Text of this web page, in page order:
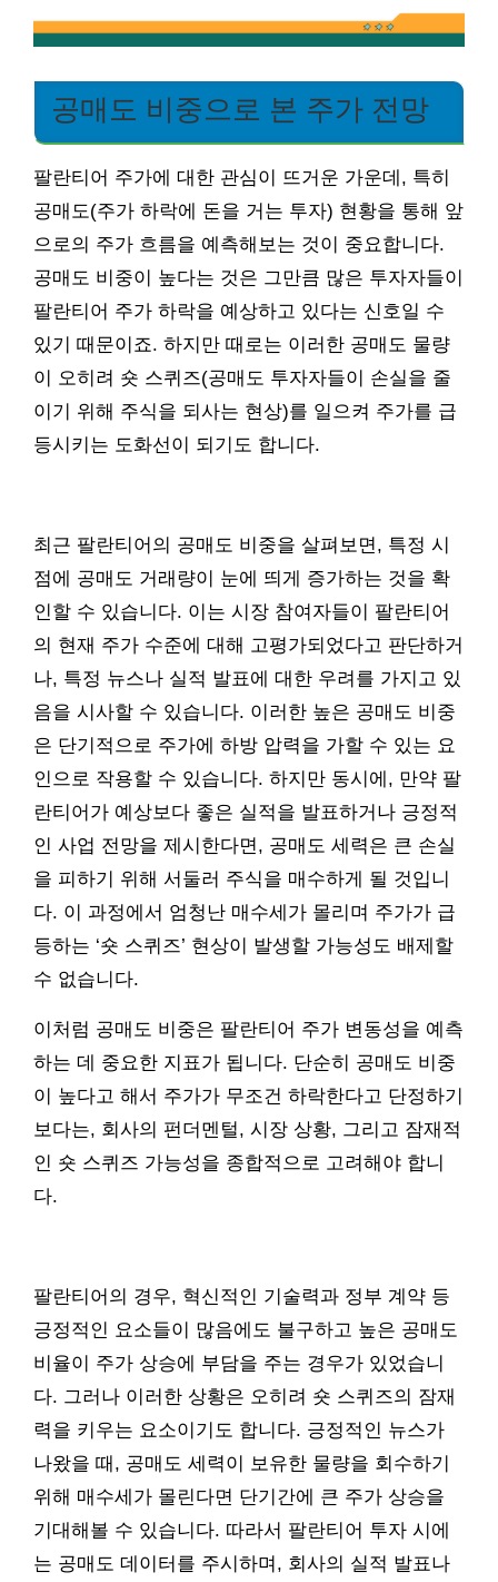
공매도 비중으로 본 주가 전망
팔란티어 주가에 대한 관심이 뜨거운 가운데, 특히
공매도(주가 하락에 돈을 거는 투자) 현황을 통해 앞
으로의 주가 흐름을 예측해보는 것이 중요합니다.
공매도 비중이 높다는 것은 그만큼 많은 투자자들이
팔란티어 주가 하락을 예상하고 있다는 신호일 수
있기 때문이죠. 하지만 때로는 이러한 공매도 물량
이 오히려 숏 스퀴즈(공매도 투자자들이 손실을 줄
이기 위해 주식을 되사는 현상)를 일으켜 주가를 급
등시키는 도화선이 되기도 합니다.
최근 팔란티어의 공매도 비중을 살펴보면, 특정 시
점에 공매도 거래량이 눈에 띄게 증가하는 것을 확
인할 수 있습니다. 이는 시장 참여자들이 팔란티어
의 현재 주가 수준에 대해 고평가되었다고 판단하거
나, 특정 뉴스나 실적 발표에 대한 우려를 가지고 있
음을 시사할 수 있습니다. 이러한 높은 공매도 비중
은 단기적으로 주가에 하방 압력을 가할 수 있는 요
인으로 작용할 수 있습니다. 하지만 동시에, 만약 팔
란티어가 예상보다 좋은 실적을 발표하거나 긍정적
인 사업 전망을 제시한다면, 공매도 세력은 큰 손실
을 피하기 위해 서둘러 주식을 매수하게 될 것입니
다. 이 과정에서 엄청난 매수세가 몰리며 주가가 급
등하는 ‘숏 스퀴즈’ 현상이 발생할 가능성도 배제할
수 없습니다.
이처럼 공매도 비중은 팔란티어 주가 변동성을 예측
하는 데 중요한 지표가 됩니다. 단순히 공매도 비중
이 높다고 해서 주가가 무조건 하락한다고 단정하기
보다는, 회사의 펀더멘털, 시장 상황, 그리고 잠재적
인 숏 스퀴즈 가능성을 종합적으로 고려해야 합니
다.
팔란티어의 경우, 혁신적인 기술력과 정부 계약 등
긍정적인 요소들이 많음에도 불구하고 높은 공매도
비율이 주가 상승에 부담을 주는 경우가 있었습니
다. 그러나 이러한 상황은 오히려 숏 스퀴즈의 잠재
력을 키우는 요소이기도 합니다. 긍정적인 뉴스가
나왔을 때, 공매도 세력이 보유한 물량을 회수하기
위해 매수세가 몰린다면 단기간에 큰 주가 상승을
기대해볼 수 있습니다. 따라서 팔란티어 투자 시에
는 공매도 데이터를 주시하며, 회사의 실적 발표나